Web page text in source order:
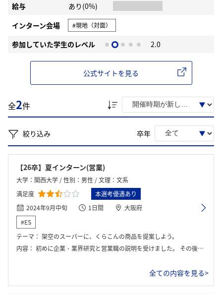
給与
あり(0%)
インターン会場
#現地（対面）
参加していた学生のレベル 2.0
公式サイトを見る
全2件
絞り込み 卒年
【26卒】夏インターン(営業)
大学：関西大学 / 性別：男性 / 文理：文系
満足度
本選考優遇あり
2024年9月中旬
1日間
大阪府
#ES
テーマ： 架空のスーパーに、くらこんの商品を提案しよう。
内容： 初めに企業・業界研究と営業職の説明を受けました。 その後はグループワークを行い、その内容をプレゼンし、社員の方からフィードバックをされました。 最後に座談会をして終了です。
全ての内容を見る>